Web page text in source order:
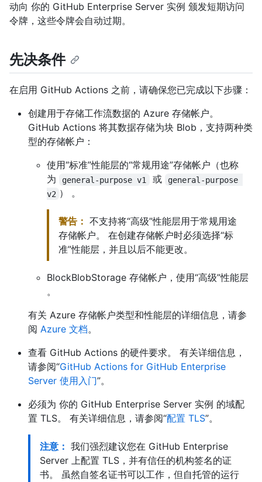
动向 你的 GitHub Enterprise Server 实例 颁发短期访问
令牌，这些令牌会自动过期。
先决条件
在启用 GitHub Actions 之前，请确保您已完成以下步骤：
创建用于存储工作流数据的 Azure 存储帐户。
GitHub Actions 将其数据存储为块 Blob，支持两种类
型的存储帐户：
使用“标准”性能层的“常规用途”存储帐户（也称
为
general-purpose v1 或
general-purpose
v2 ） 。
警告： 不支持将“高级”性能层用于常规用途
存储帐户。 在创建存储帐户时必须选择“标
准”性能层，并且以后不能更改。
BlockBlobStorage 存储帐户，使用“高级”性能层
。
有关 Azure 存储帐户类型和性能层的详细信息，请参
阅 Azure 文档。
查看 GitHub Actions 的硬件要求。 有关详细信息，
请参阅“GitHub Actions for GitHub Enterprise
Server 使用入门”。
必须为 你的 GitHub Enterprise Server 实例 的域配
置 TLS。 有关详细信息，请参阅“配置 TLS”。
注意： 我们强烈建议您在 GitHub Enterprise
Server 上配置 TLS，并有信任的机构签名的证
书。 虽然自签名证书可以工作，但自托管的运行